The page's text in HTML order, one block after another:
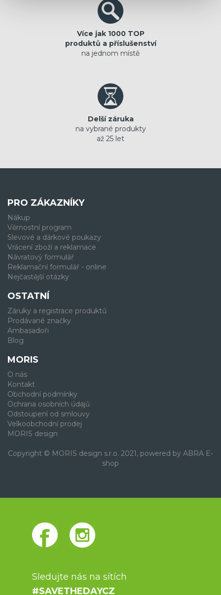
Více jak 1000 TOP
produktů a příslušenství
na jednom místě
Delší záruka
na vybrané produkty
až 25 let
PRO ZÁKAZNÍKY
Nákup
Věrnostní program
Slevové a dárkové poukazy
Vrácení zboží a reklamace
Návratový formulář
Reklamační formulář - online
Nejčastější otázky
OSTATNÍ
Záruky a registrace produktů
Prodávané značky
Ambasadoři
Blog
MORIS
O nás
Kontakt
Obchodní podmínky
Ochrana osobních údajů
Odstoupení od smlouvy
Velkoobchodní prodej
MORIS design
Copyright © MORIS design s.r.o. 2021, powered by ABRA E-
shop
Sledujte nás na sítích
#SAVETHEDAYCZ